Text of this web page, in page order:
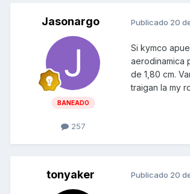
Jasonargo
BANEADO
257
Publicado 20
Si kymco
aerodinamica
de 1,80 cm.
traigan la my
tonyaker Publicado 20